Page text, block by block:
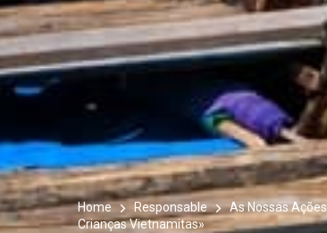
Home Responsable As Nossas
Crianças Vietnamitas»